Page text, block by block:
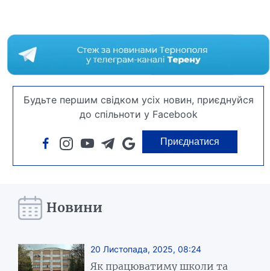
Будьте першим свідком усіх новин, приєднуйся
до спільноти у Facebook
Приєднатися
Новини
20 Листопада, 2025, 08:24
Як працюватиму школи та